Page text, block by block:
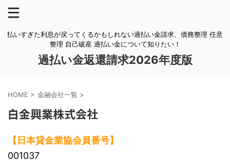
払いすぎた利息が戻ってくるかもしれない過払い金請求、債務整理 任意
整理 自己破産 過払い金について知りたい！
過払い金返還請求2026年度版
HOME > 金融会社一覧 >
白金興業株式会社
【日本貸金業協会員番号】
001037